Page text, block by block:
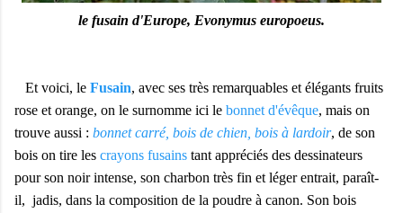
le fusain d'Europe, Evonymus europoeus.
Et voici, le Fusain, avec ses très remarquables et élégants fruits
rose et orange, on le surnomme ici le bonnet d'évêque, mais on
trouve aussi : bonnet carré, bois de chien, bois à lardoir, de son
bois on tire les crayons fusains tant appréciés des dessinateurs
pour son noir intense, son charbon très fin et léger entrait, paraît-
il, jadis, dans la composition de la poudre à canon. Son bois